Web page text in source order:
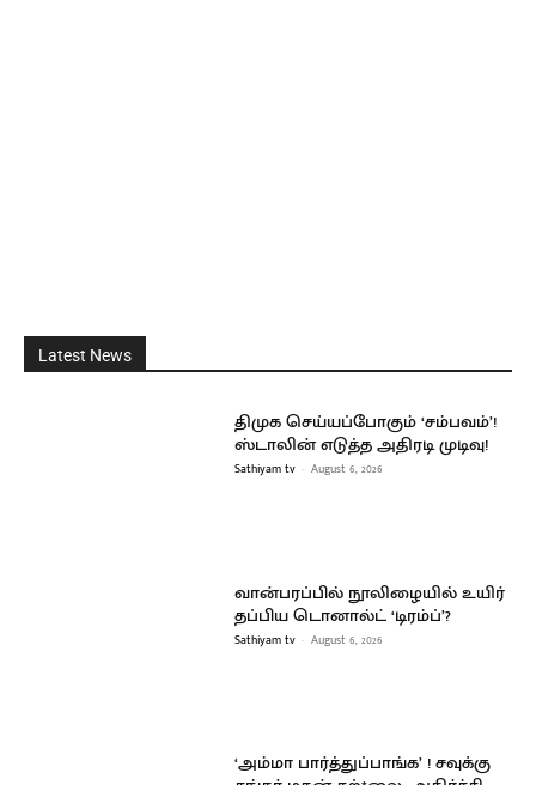
Latest News
திமுக செய்யப்போகும் ‘சம்பவம்’!
ஸ்டாலின் எடுத்த அதிரடி முடிவு!
Sathiyam tv - August 6, 2026
வான்பரப்பில் நூலிழையில் உயிர்
தப்பிய டொனால்ட் ‘டிரம்ப்’?
Sathiyam tv - August 6, 2026
‘அம்மா பார்த்துப்பாங்க’ ! சவுக்கு